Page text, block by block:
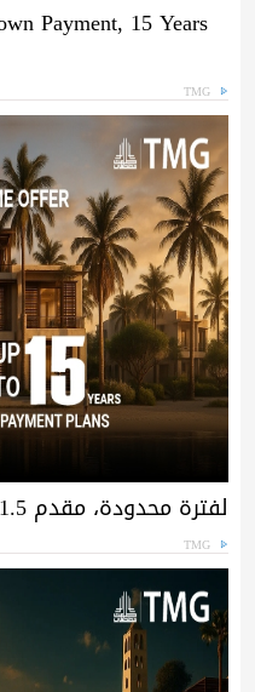
Payment, 15 Years
TMG
لفترة محدودة، مقدم 1.5% وتقسيط حتى 15 سنة
TMG